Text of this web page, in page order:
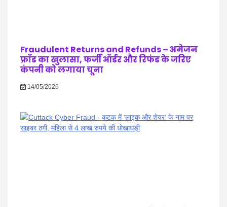
Fraudulent Returns and Refunds – अमेजन
फ्रॉड का खुलासा, फर्जी ऑर्डर और रिफंड के जरिए
कंपनी को लगाया चूना
14/05/2026